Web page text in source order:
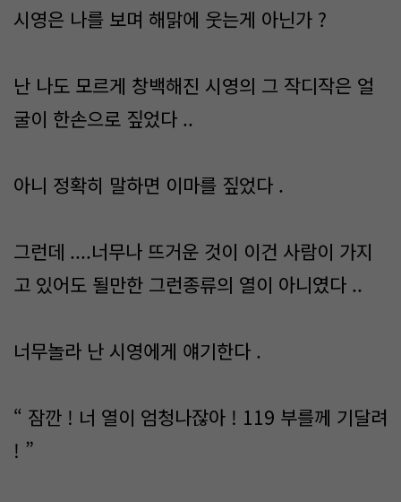
시영은 나를 보며 해맑에 웃는게 아닌가 ?
난 나도 모르게 창백해진 시영의 그 작디작은 얼
굴이 한손으로 짚었다 ..
아니 정확히 말하면 이마를 짚었다 .
그런데 ....너무나 뜨거운 것이 이건 사람이 가지
고 있어도 될만한 그런종류의 열이 아니였다 ..
너무놀라 난 시영에게 얘기한다 .
“ 잠깐 ! 너 열이 엄청나잖아 ! 119 부를께 기달려
! ”